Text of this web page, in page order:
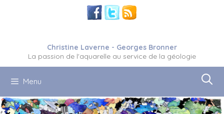
Christine Laverne - Georges Bronner
La passion de l'aquarelle au service de la géologie
Menu